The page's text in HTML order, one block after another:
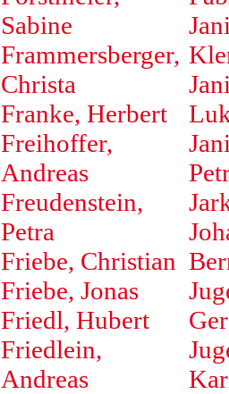
Sabine
Frammersberger,
Christa
Franke, Herbert
Freihoffer,
Andreas
Freudenstein,
Petra
Friebe, Christian
Friebe, Jonas
Friedl, Hubert
Friedlein,
Andreas